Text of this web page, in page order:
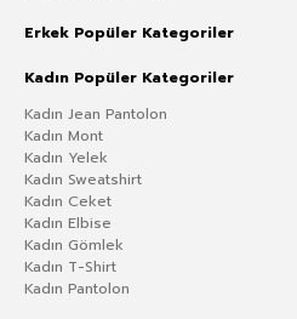
Erkek Popüler Kategoriler
Kadın Popüler Kategoriler
Kadın Jean Pantolon
Kadın Mont
Kadın Yelek
Kadın Sweatshirt
Kadın Ceket
Kadın Elbise
Kadın Gömlek
Kadın T-Shirt
Kadın Pantolon